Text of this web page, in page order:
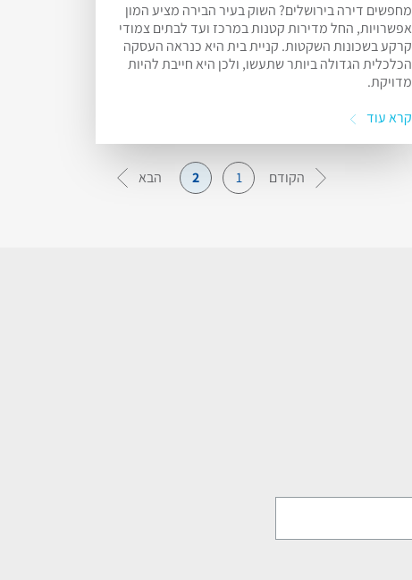
מחפשים דירה בירושלים? השוק בעיר הבירה מציע המון
אפשרויות, החל מדירות קטנות במרכז ועד לבתים צמודי
קרקע בשכונות השקטות. קניית בית היא כנראה העסקה
הכלכלית הגדולה ביותר שתעשו, ולכן היא חייבת להיות
מדויקת.
קרא עוד
הקודם 1
2 הבא